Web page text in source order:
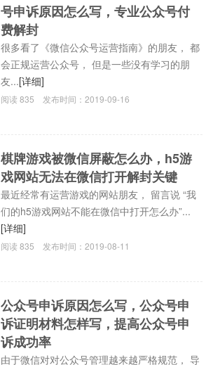
号申诉原因怎么写，专业公众号付
费解封
很多看了《微信公众号运营指南》的朋友， 都
会正规运营公众号， 但是一些没有学习的朋
友...[详细]
阅读835 发布时间：2019-09-16
棋牌游戏被微信屏蔽怎么办，h5游
戏网站无法在微信打开解封关键
最近经常有运营游戏的网站朋友， 留言说 “我
们的h5游戏网站不能在微信中打开怎么办”...
[详细]
阅读835 发布时间：2019-08-11
公众号申诉原因怎么写，公众号申
诉证明材料怎样写，提高公众号申
诉成功率
由于微信对对公众号管理越来越严格规范， 导